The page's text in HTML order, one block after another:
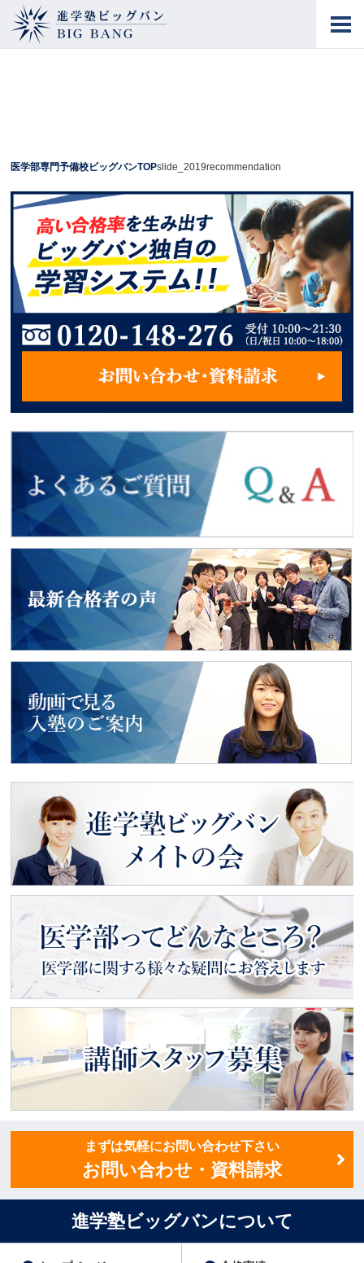
医学部専門予備校ビッグバンTOPslide_2019recommendation
よくあるご質問
2018年度入試
最新合格者の声
入塾のご案内
進学塾ビッグバン
メイトの会
医学部ってどんなところ？医学部に関する様々な疑問にお
まずは気軽にお問い合わせ下さい
お問い合わせ・資料請求
進学塾ビッグバンについて